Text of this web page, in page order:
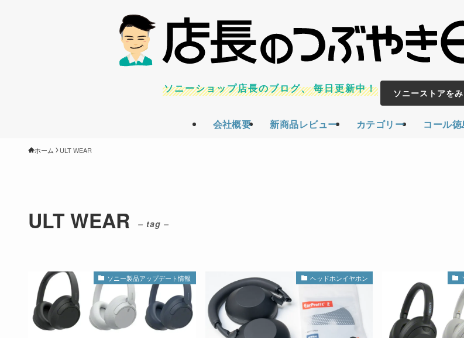
会社概要 新商品レビュー カテゴリー コール
ソニーショップ店長のブログ、毎日更新中！ ソニーストアを
ホーム ULT WEAR
ULT WEAR – tag –
ソニー製品アップデート情報 ヘッドホンイヤホン